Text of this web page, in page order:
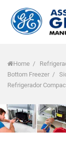
Home /
Bottom Freezer /
Refrigerador